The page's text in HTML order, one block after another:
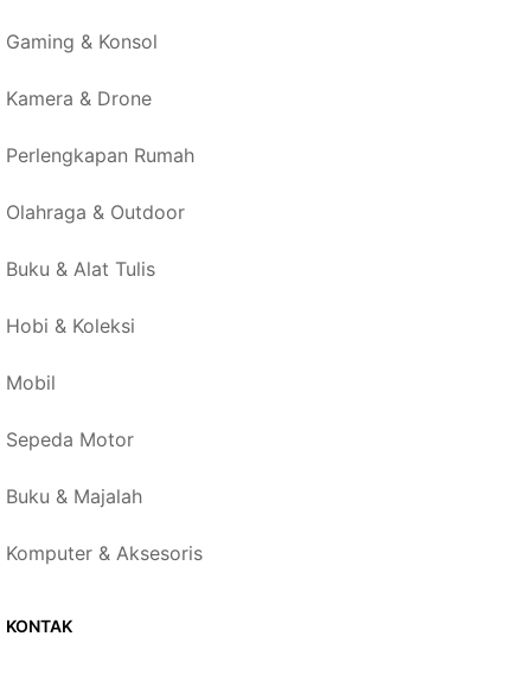
Gaming & Konsol
Kamera & Drone
Perlengkapan Rumah
Olahraga & Outdoor
Buku & Alat Tulis
Hobi & Koleksi
Mobil
Sepeda Motor
Buku & Majalah
Komputer & Aksesoris
KONTAK